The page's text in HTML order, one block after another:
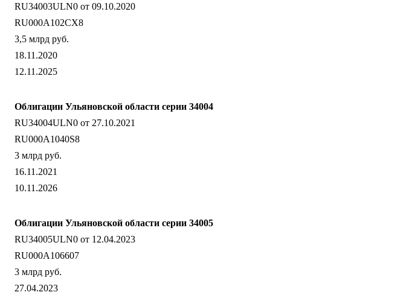
RU34003ULN0 от 09.10.2020
RU000A102CX8
3,5 млрд руб.
18.11.2020
12.11.2025
Облигации Ульяновской области серии 34004
RU34004ULN0 от 27.10.2021
RU000A1040S8
3 млрд руб.
16.11.2021
10.11.2026
Облигации Ульяновской области серии 34005
RU34005ULN0 от 12.04.2023
RU000A106607
3 млрд руб.
27.04.2023